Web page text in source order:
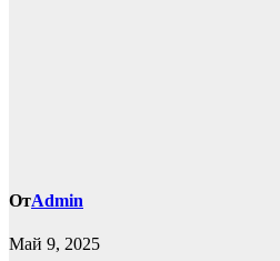
ОтAdmin
Май 9, 2025